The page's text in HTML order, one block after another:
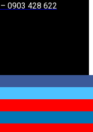
0903 428 622